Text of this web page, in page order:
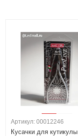
Артикул: 00012246
Кусачки для кутикулы